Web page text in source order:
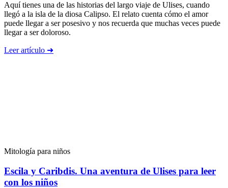
Aquí tienes una de las historias del largo viaje de Ulises, cuando
llegó a la isla de la diosa Calipso. El relato cuenta cómo el amor
puede llegar a ser posesivo y nos recuerda que muchas veces puede
llegar a ser doloroso.
Leer artículo ➜
Mitología para niños
Escila y Caribdis. Una aventura de Ulises para leer
con los niños